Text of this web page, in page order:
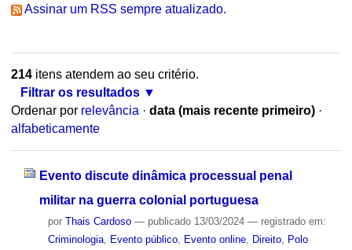
Assinar um RSS sempre atualizado.
214itens atendem ao seu critério.
Filtrar os resultados
Ordenar por relevância · data (mais recente primeiro) ·
alfabeticamente
Evento discute dinâmica processual penal
militar na guerra colonial portuguesa
por Thais Cardoso — publicado13/03/2024 — registrado em:
Criminologia, Evento público, Evento online, Direito,
Polo